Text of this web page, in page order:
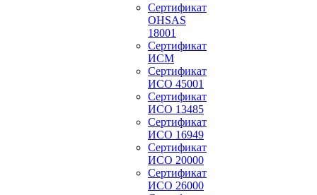
Сертификат
OHSAS
18001
Сертификат
ИСМ
Сертификат
ИСО 45001
Сертификат
ИСО 13485
Сертификат
ИСО 16949
Сертификат
ИСО 20000
Сертификат
ИСО 26000